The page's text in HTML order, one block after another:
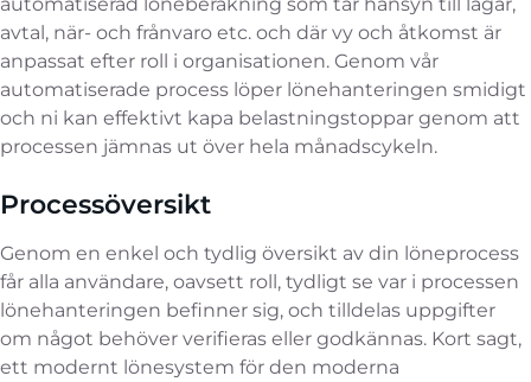
avtal, när- och frånvaro etc. och där vy och åtkomst är
anpassat efter roll i organisationen. Genom vår
automatiserade process löper lönehanteringen smidigt
och ni kan effektivt kapa belastningstoppar genom att
processen jämnas ut över hela månadscykeln.
Processöversikt
Genom en enkel och tydlig översikt av din löneprocess
får alla användare, oavsett roll, tydligt se var i processen
lönehanteringen befinner sig, och tilldelas uppgifter
om något behöver verifieras eller godkännas. Kort sagt,
ett modernt lönesystem för den moderna